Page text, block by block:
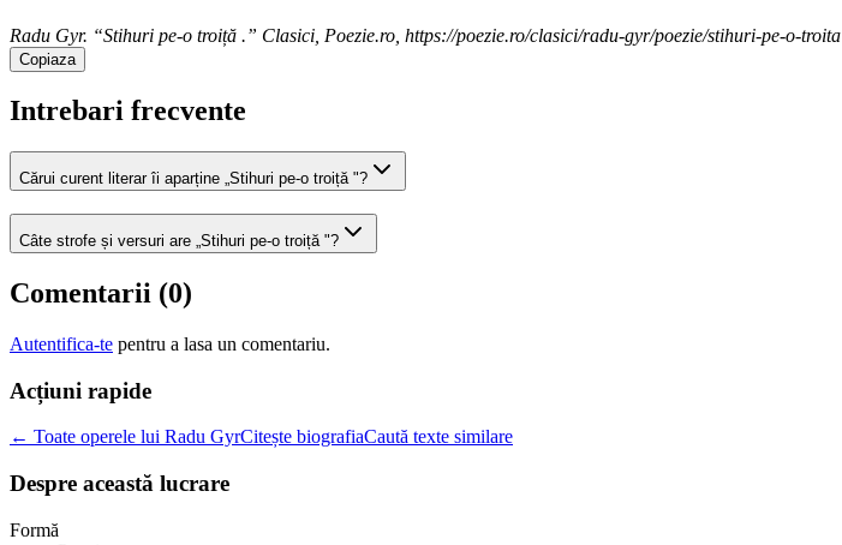
Radu Gyr. “Stihuri pe-o troiță .” Clasici, Poezie.ro, https://poezie.ro/clasici/radu-gyr/poezie/stihuri-pe-o-troita
Copiaza
Intrebari frecvente
Cărui curent literar îi aparține „Stihuri pe-o troiță "?
Câte strofe și versuri are „Stihuri pe-o troiță "?
Comentarii (0)
Autentifica-te pentru a lasa un comentariu.
Acțiuni rapide
← Toate operele lui Radu GyrCitește biografiaCaută texte similare
Despre această lucrare
Formă